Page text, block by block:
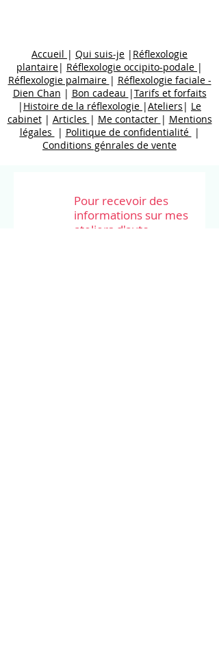
Accueil | Qui suis-je | Réflexologie
plantaire| Réflexologie occipito-podale |
Réflexologie palmaire | Réflexologie faciale -
Dien Chan | Bon cadeau |Tarifs et forfaits
| Histoire de la réflexologie |Ateliers | Le
cabinet| Articles | Me contacter | Mentions
légales
| Politique de confidentialité |
Conditions génrales de vente
Pour recevoir des
informations sur mes
ateliers d'auto-